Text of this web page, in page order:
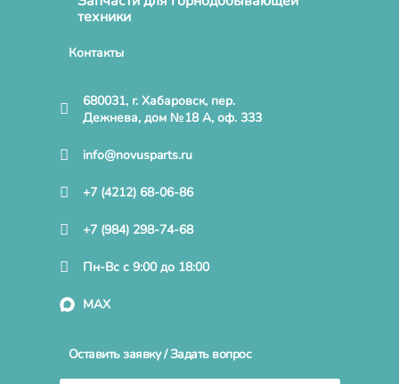
техники
Контакты
680031, г. Хабаровск, пер.
Дежнева, дом №18 А, оф. 333
info@novusparts.ru
+7 (4212) 68-06-86
+7 (984) 298-74-68
Пн-Вс с 9:00 до 18:00
MAX
Оставить заявку / Задать вопрос